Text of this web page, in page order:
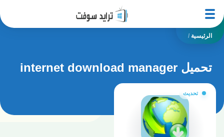
الرئيسية /
تحميل internet download manager
تحديث